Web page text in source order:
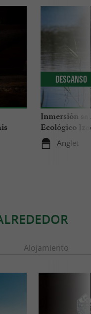
Inmersión
Ecológico
Anglet
Descanso
Alojamiento